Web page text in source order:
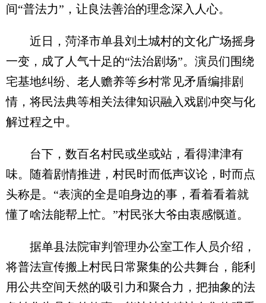
间“普法力”，让良法善治的理念深入人心。
近日，菏泽市单县刘土城村的文化广场摇身
一变，成了人气十足的“法治剧场”。演员们围绕
宅基地纠纷、老人赡养等乡村常见矛盾编排剧
情，将民法典等相关法律知识融入戏剧冲突与化
解过程之中。
台下，数百名村民或坐或站，看得津津有
味。随着剧情推进，村民时而低声议论，时而点
头称是。“表演的全是咱身边的事，看着看着就
懂了啥法能帮上忙。”村民张大爷由衷感慨道。
据单县法院审判管理办公室工作人员介绍，
将普法宣传搬上村民日常聚集的公共舞台，能利
用公共空间天然的吸引力和聚合力，把抽象的法